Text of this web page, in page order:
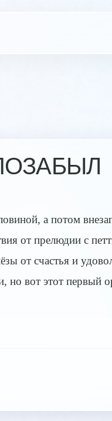
а потом
от прелюдии с
от счастья и
но вот этот первый